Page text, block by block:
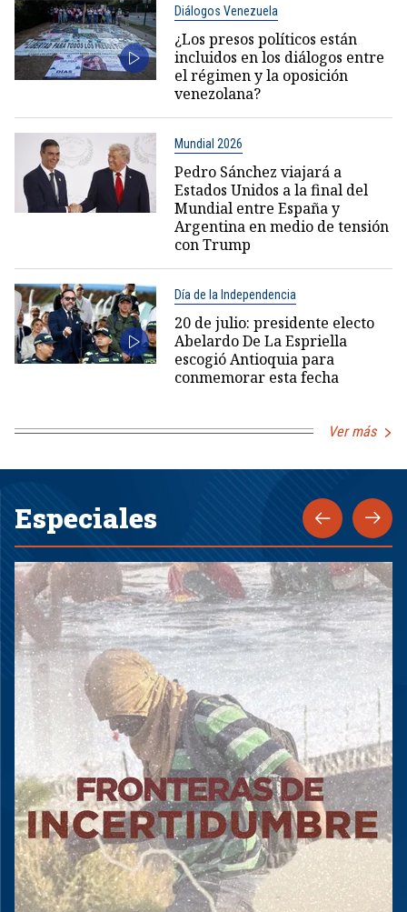
Diálogos Venezuela
¿Los presos políticos están
incluidos en los diálogos entre
el régimen y la oposición
venezolana?
Mundial 2026
Pedro Sánchez viajará a
Estados Unidos a la final del
Mundial entre España y
Argentina en medio de tensión
con Trump
Día de la Independencia
20 de julio: presidente electo
Abelardo De La Espriella
escogió Antioquia para
conmemorar esta fecha
Ver más
Especiales